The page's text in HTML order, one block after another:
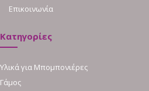
Επικοινωνία
Κατηγορίες
Υλικά για Μπομπονιέρες
Γάμος